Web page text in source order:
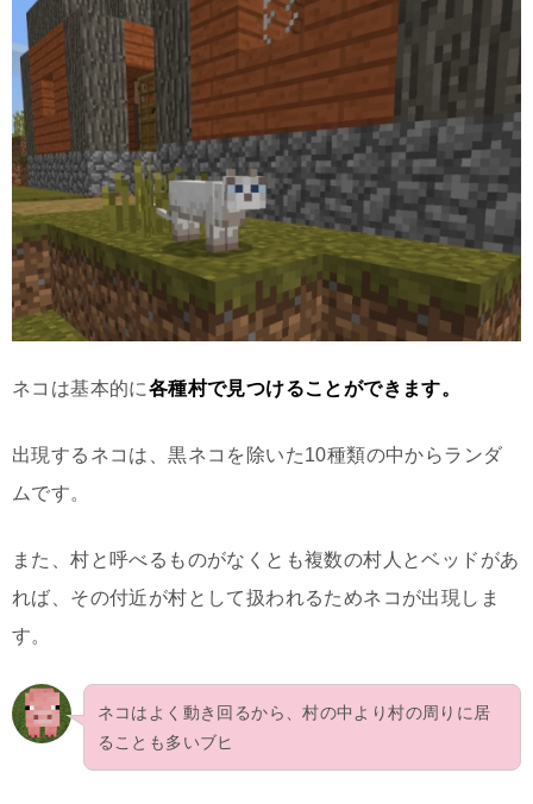
ネコは基本的に各種村で見つけることができます。
出現するネコは、黒ネコを除いた10種類の中からランダ
ムです。
また、村と呼べるものがなくとも複数の村人とベッドがあ
れば、その付近が村として扱われるためネコが出現しま
す。
ネコはよく動き回るから、村の中より村の周りに居
ることも多いブヒ